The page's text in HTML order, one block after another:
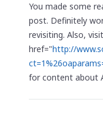
You made some
post. Definitely
revisiting. Also,
href="http://
for content about